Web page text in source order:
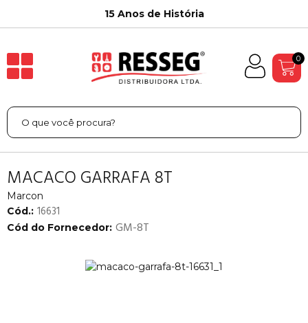
15 Anos de História
0
MACACO GARRAFA 8T
Marcon
Cód.: 16631
Cód do Fornecedor: GM-8T